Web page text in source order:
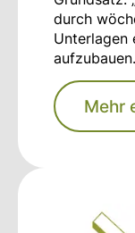
durch
Unterlagen
aufzubauen.
Mehr